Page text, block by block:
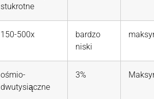
stukrotne
150-500x
bardzo
niski
ośmio-
dwutysiączne
3%